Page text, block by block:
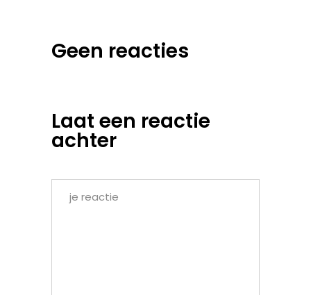
Geen reacties
Laat een reactie
achter